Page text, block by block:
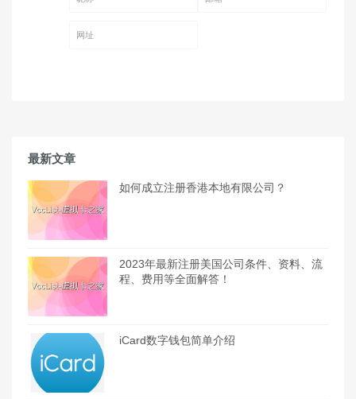
最新文章
如何成立注册香港本地有限公司？
2023年最新注册美国公司条件、资料、流
程、费用等全面解答！
iCard数字钱包简单介绍